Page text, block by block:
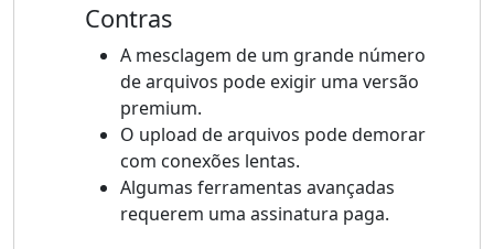
Contras
A mesclagem de um grande número
de arquivos pode exigir uma versão
premium.
O upload de arquivos pode demorar
com conexões lentas.
Algumas ferramentas avançadas
requerem uma assinatura paga.